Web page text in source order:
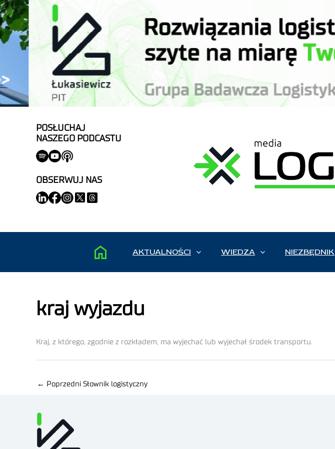
POSŁUCHAJ
NASZEGO PODCASTU
OBSERWUJ NAS
AKTUALNOŚCI WIEDZA NIEZBĘDNIK
kraj wyjazdu
Kraj, z którego, zgodnie z rozkładem, ma wyjechać lub wyjechał środek transportu.
← Poprzedni Słownik logistyczny